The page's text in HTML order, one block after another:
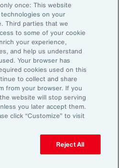
nuestro equipo de líderes de
reservados.
legal
personal
once: This website
on your
Third parties that we
to some of your cookie
your experience,
and help us understand
Your browser has
cookies used on this
to collect and share
from your browser. If you
website will stop serving
you later accept them.
click “Customize” to visit
Reject All